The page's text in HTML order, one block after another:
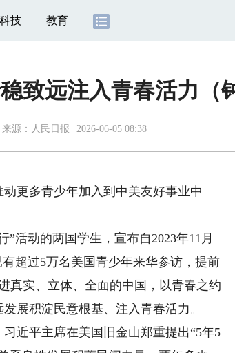
科技 教育
致远注入青春活力（
来源： 人民日报 2026-06-05 08:38
更多青少年加入到中美友好事业中
动的两国学生，宣布自2023年11月
超过5万名美国青少年来华参访，提前
真实、立体、全面的中国，以青春之约
展积淀民意根基、注入青春活力。
近平主席在美国旧金山郑重提出“5年5